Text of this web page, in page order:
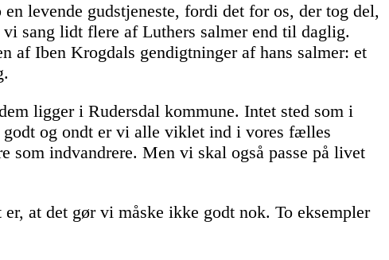
levende gudstjeneste, fordi det for os, der tog del,
sang lidt flere af Luthers salmer end til daglig.
af Iben Krogdals gendigtninger af hans salmer: et
ligger i Rudersdal kommune. Intet sted som i
godt og ondt er vi alle viklet ind i vores fælles
som indvandrere. Men vi skal også passe på livet
at det gør vi måske ikke godt nok. To eksempler